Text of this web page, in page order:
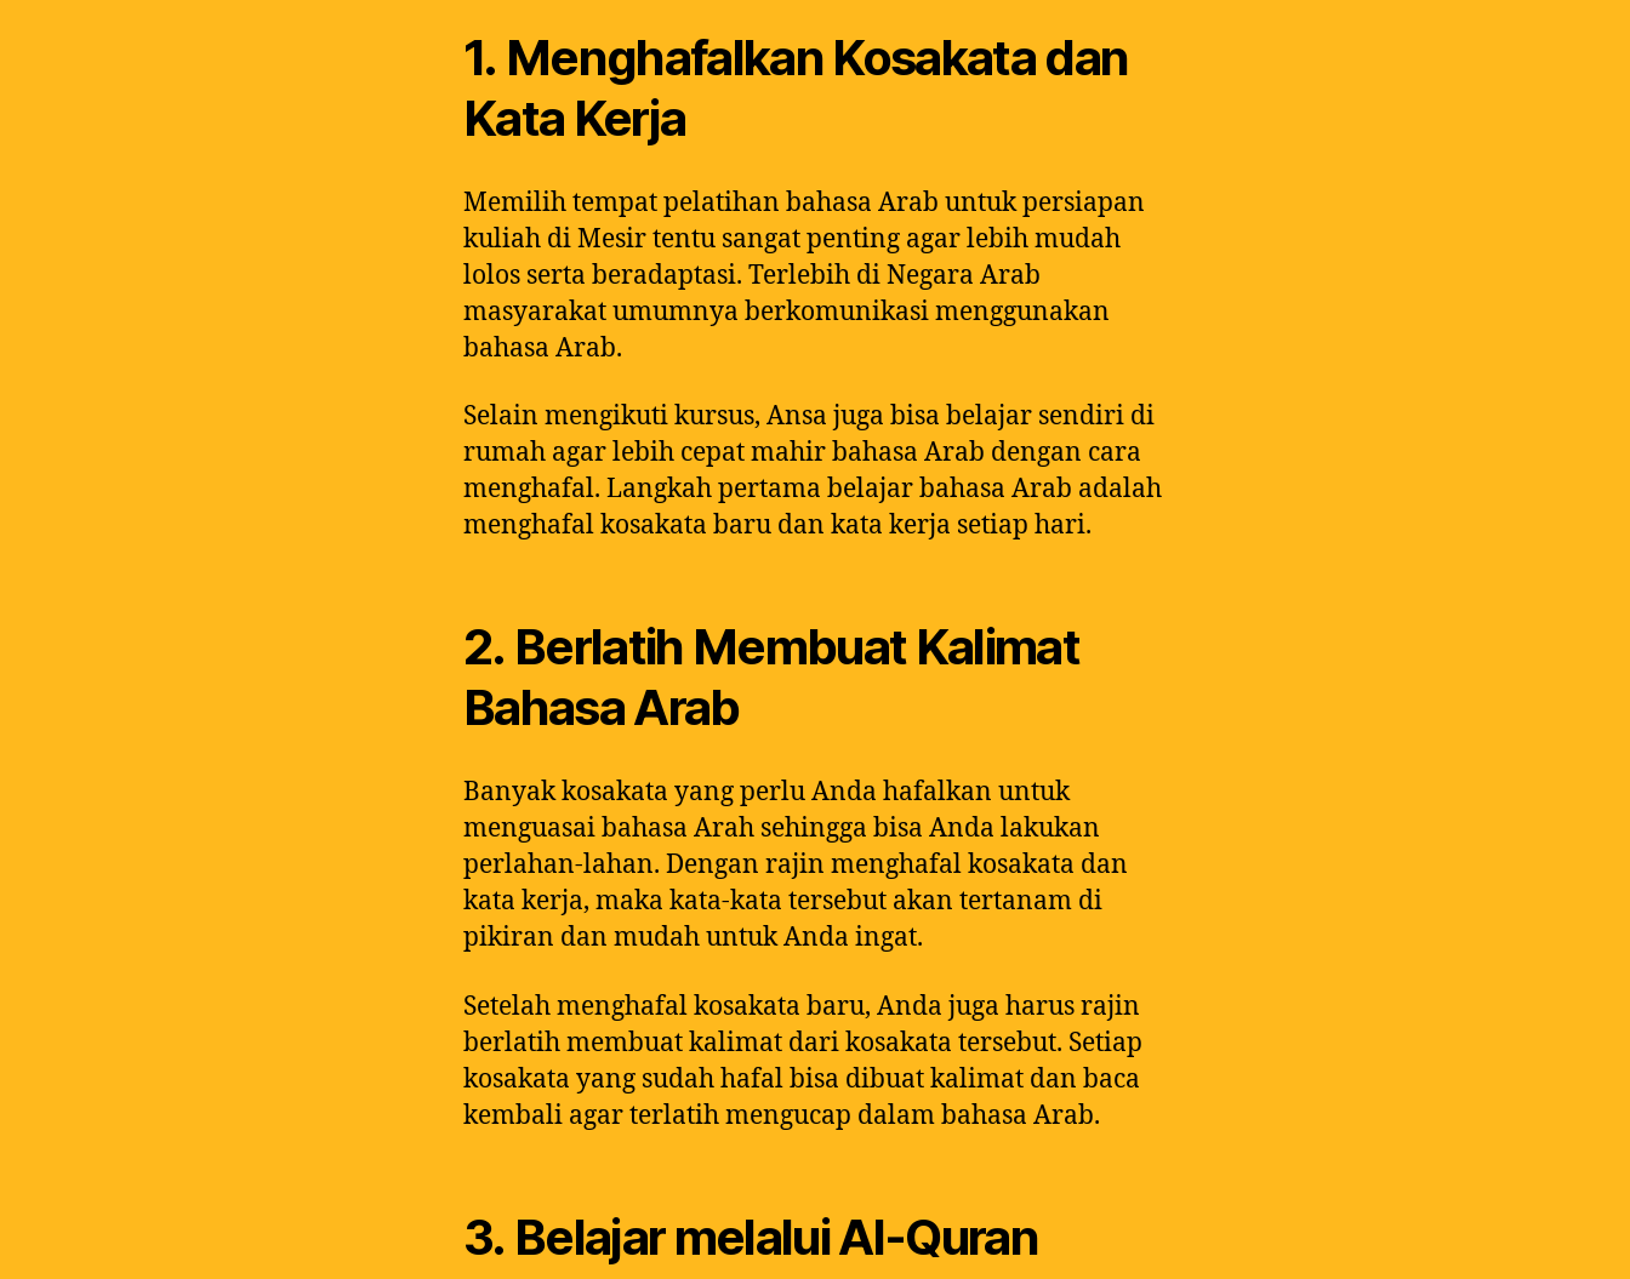
1. Menghafalkan Kosakata dan
Kata Kerja
Memilih tempat pelatihan bahasa Arab untuk persiapan
kuliah di Mesir tentu sangat penting agar lebih mudah
lolos serta beradaptasi. Terlebih di Negara Arab
masyarakat umumnya berkomunikasi menggunakan
bahasa Arab.
Selain mengikuti kursus, Ansa juga bisa belajar sendiri di
rumah agar lebih cepat mahir bahasa Arab dengan cara
menghafal. Langkah pertama belajar bahasa Arab adalah
menghafal kosakata baru dan kata kerja setiap hari.
2. Berlatih Membuat Kalimat
Bahasa Arab
Banyak kosakata yang perlu Anda hafalkan untuk
menguasai bahasa Arah sehingga bisa Anda lakukan
perlahan-lahan. Dengan rajin menghafal kosakata dan
kata kerja, maka kata-kata tersebut akan tertanam di
pikiran dan mudah untuk Anda ingat.
Setelah menghafal kosakata baru, Anda juga harus rajin
berlatih membuat kalimat dari kosakata tersebut. Setiap
kosakata yang sudah hafal bisa dibuat kalimat dan baca
kembali agar terlatih mengucap dalam bahasa Arab.
3. Belajar melalui Al-Quran